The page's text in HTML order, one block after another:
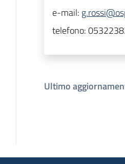
e-mail:
telefono:
Ultimo